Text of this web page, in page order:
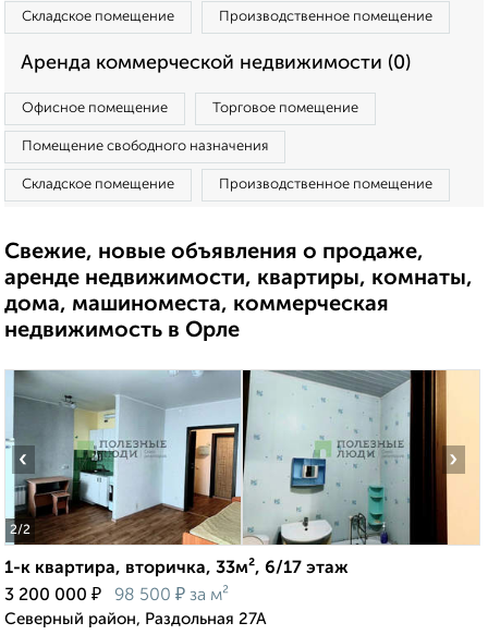
Складское помещение Производственное помещение
Аренда коммерческой недвижимости (0)
Офисное помещение Торговое помещение
Помещение свободного назначения
Складское помещение Производственное помещение
Свежие, новые объявления о продаже,
аренде недвижимости, квартиры, комнаты,
дома, машиноместа, коммерческая
недвижимость в Орле
2/2
‹ ›
1-к квартира, вторичка, 33м², 6/17 этаж
3 200 000 ₽ 98 500 ₽ за м²
Северный район, Раздольная 27А